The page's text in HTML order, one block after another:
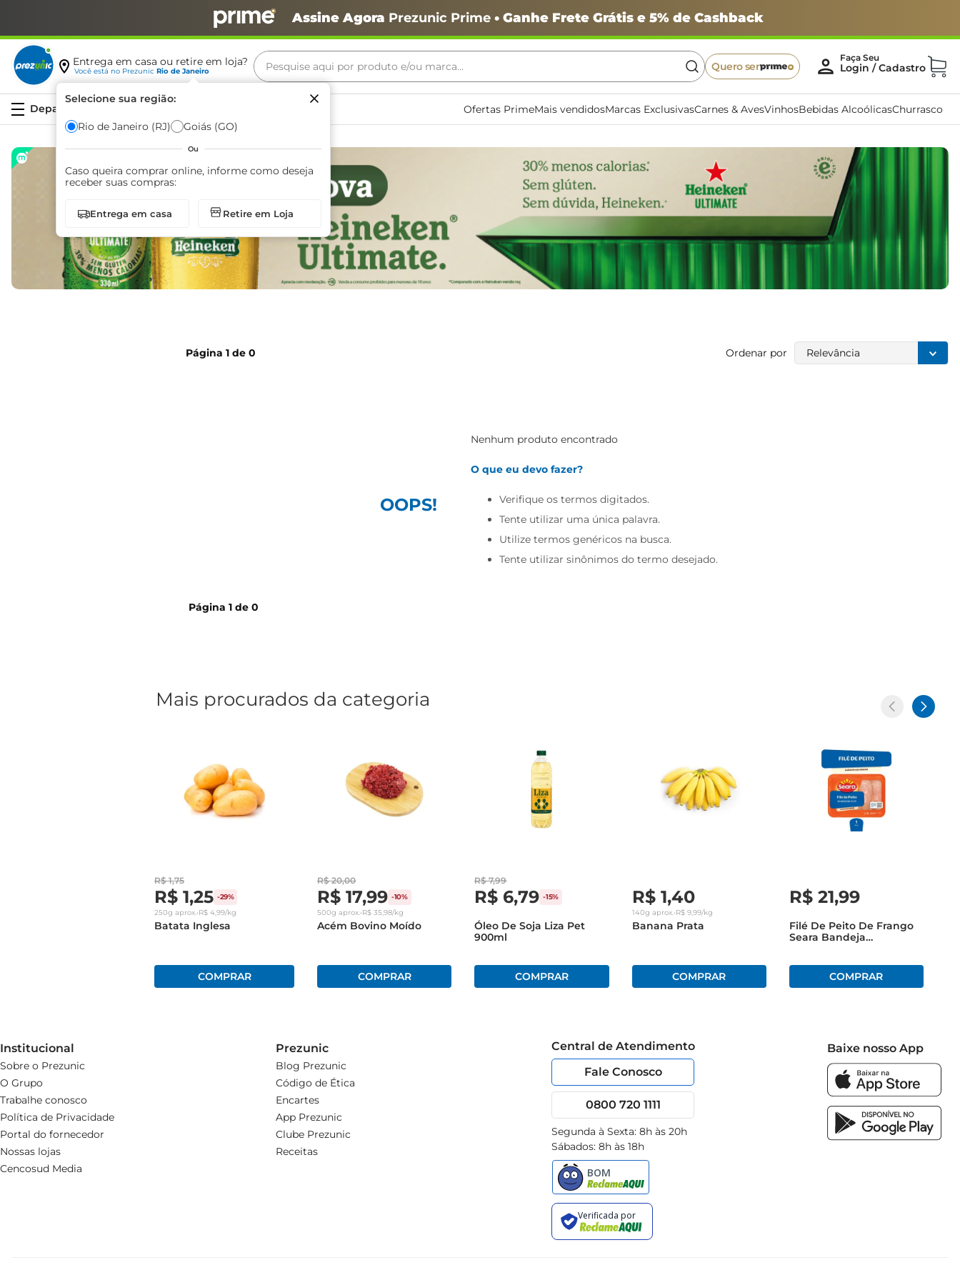
Assine Agora Prezunic Prime• Ganhe Frete Grátis e 5% de Cashback
Entrega em casa ou retire em loja?
Você está no Prezunic Rio de Janeiro
Selecione sua região:
Rio de Janeiro (RJ) Goiás (GO)
Ou
Caso queira comprar online, informe como deseja
receber suas compras:
Entrega em casa Retire em Loja
Pesquise aqui por produto e/ou marca...
Quero ser
Ofertas PrimeMais vendidosMarcas ExclusivasCarnes & AvesVinhosBebidas AlcoólicasChurrasco
Página 1 de 0 Ordenar por Relevância
OOPS!
Nenhum produto encontrado
O que eu devo fazer?
Verifique os termos digitados.
Tente utilizar uma única palavra.
Utilize termos genéricos na busca.
Tente utilizar sinônimos do termo desejado.
Página 1 de 0
Mais procurados da categoria
R$ 1,75
R$ 1,25 -29%
250g aprox.•R$ 4,99/kg
Batata Inglesa
R$ 20,00
R$ 17,99 -10%
500g aprox.•R$ 35,98/kg
Acém Bovino Moído
R$ 7,99
R$ 6,79 -15%
Óleo De Soja Liza Pet
900ml
R$ 1,40
140g aprox.•R$ 9,99/kg
Banana Prata
R$ 21,99
Filé De Peito De Frango
Seara Bandeja
Institucional
Sobre o Prezunic
O Grupo
Trabalhe conosco
Política de Privacidade
Portal do fornecedor
Nossas lojas
Cencosud Media
Prezunic
Blog Prezunic
Código de Ética
Encartes
App Prezunic
Clube Prezunic
Receitas
Central de Atendimento
Fale Conosco
0800 720 1111
Segunda à Sexta: 8h às 20h
Sábados: 8h às 18h
Baixe nosso App
Termos mais buscados
café
arroz
biscoito
azeite